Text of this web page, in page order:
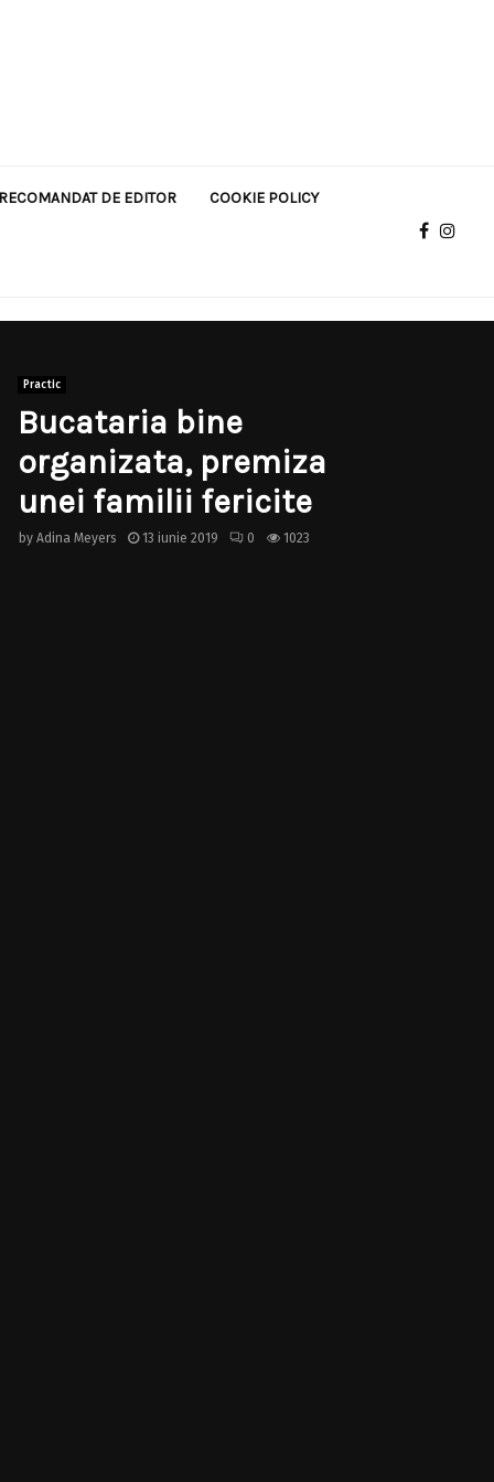
RECOMANDAT DE EDITOR COOKIE POLICY
Practic
Bucataria bine
organizata, premiza
unei familii fericite
by Adina Meyers 13 iunie 2019 0 1023